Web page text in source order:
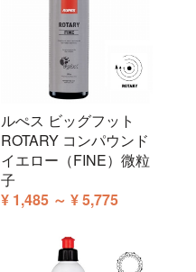
ルぺス ビッグフット
ROTARY コンパウンド
イエロー（FINE）微粒
子
¥ 1,485 ～ ¥ 5,775